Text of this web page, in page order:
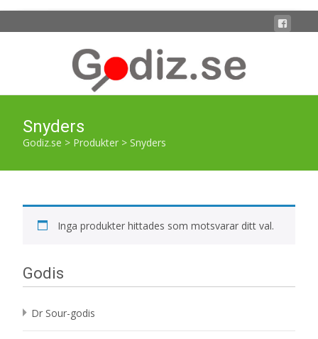
Snyders
Godiz.se > Produkter > Snyders
Inga produkter hittades som motsvarar ditt val.
Godis
Dr Sour-godis